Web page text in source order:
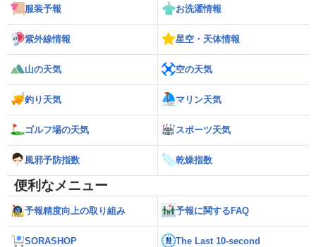
服装予報 お洗濯情報
紫外線情報 星空・天体情報
山の天気 空の天気
釣り天気 マリン天気
ゴルフ場の天気 スポーツ天気
風邪予防指数 乾燥指数
便利なメニュー
予報精度向上の取り組み 予報に関するFAQ
SORASHOP The Last 10-second